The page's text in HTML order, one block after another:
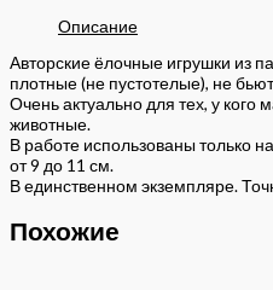
Описание
Авторские ёлочные игрушки из
плотные (не пустотелые), не
Очень актуально для тех, у кого
животные.
В работе использованы только
от 9 до 11 см.
В единственном экземпляре.
Похожие